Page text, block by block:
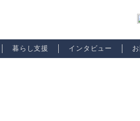
暮らし支援 インタビュー